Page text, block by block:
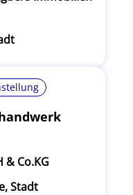
& Co.KG
Stadt